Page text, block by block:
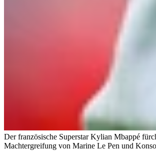
Der französische Superstar Kylian Mbappé
Machtergreifung von Marine Le Pen und